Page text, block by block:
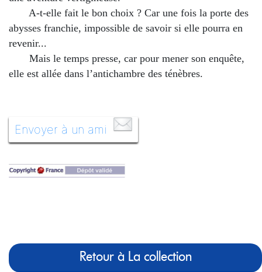
A-t-elle fait le bon choix ? Car une fois la porte des
abysses franchie, impossible de savoir si elle pourra en
revenir...
Mais le temps presse, car pour mener son enquête,
elle est allée dans l’antichambre des ténèbres.
Envoyer à un ami
Retour à La collection